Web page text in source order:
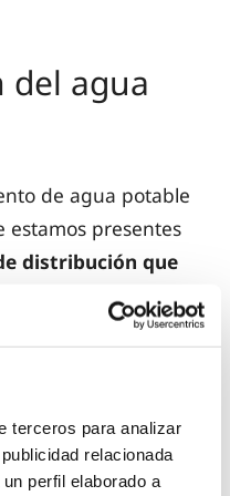
terceros para analizar
relacionada
perfil elaborado a
del agua
de agua potable
estamos presentes
distribución que
hogares de los
las que